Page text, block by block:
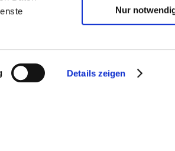
Details zeigen
Nur